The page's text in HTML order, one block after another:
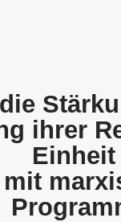
ihrer
Einheit